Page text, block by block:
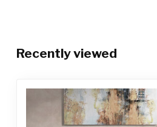
Recently viewed